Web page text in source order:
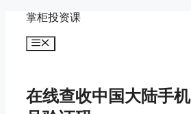
content
掌柜投资课
Menu
在线查收中国大陆手机